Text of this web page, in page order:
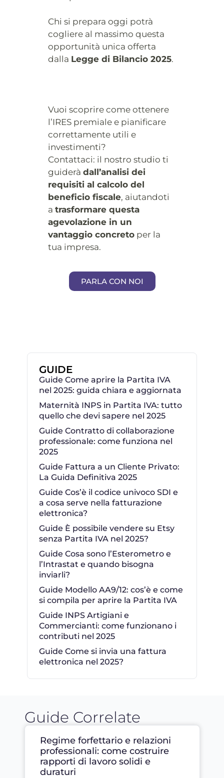
Chi si prepara oggi potrà
cogliere al massimo questa
opportunità unica offerta
dalla Legge di Bilancio 2025.
Vuoi scoprire come ottenere
l’IRES premiale e pianificare
correttamente utili e
investimenti?
Contattaci: il nostro studio ti
guiderà dall’analisi dei
requisiti al calcolo del
beneficio fiscale, aiutandoti
a trasformare questa
agevolazione in un
vantaggio concretoper la
tua impresa.
PARLA CON NOI
GUIDE
Guide Come aprire la Partita IVA
nel 2025: guida chiara e aggiornata
Maternità INPS in Partita IVA: tutto
quello che devi sapere nel 2025
Guide Contratto di collaborazione
professionale: come funziona nel
2025
Guide Fattura a un Cliente Privato:
La Guida Definitiva 2025
Guide Cos’è il codice univoco SDI e
a cosa serve nella fatturazione
elettronica?
Guide È possibile vendere su Etsy
senza Partita IVA nel 2025?
Guide Cosa sono l’Esterometro e
l’Intrastat e quando bisogna
inviarli?
Guide Modello AA9/12: cos’è e come
si compila per aprire la Partita IVA
Guide INPS Artigiani e
Commercianti: come funzionano i
contributi nel 2025
Guide Come si invia una fattura
elettronica nel 2025?
Guide Correlate
Regime forfettario e relazioni
professionali: come costruire
rapporti di lavoro solidi e
duraturi